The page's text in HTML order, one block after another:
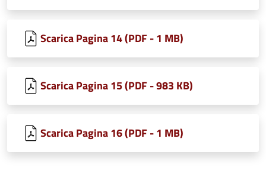
Scarica Pagina 14 (PDF - 1 MB)
Scarica Pagina 15 (PDF - 983 KB)
Scarica Pagina 16 (PDF - 1 MB)